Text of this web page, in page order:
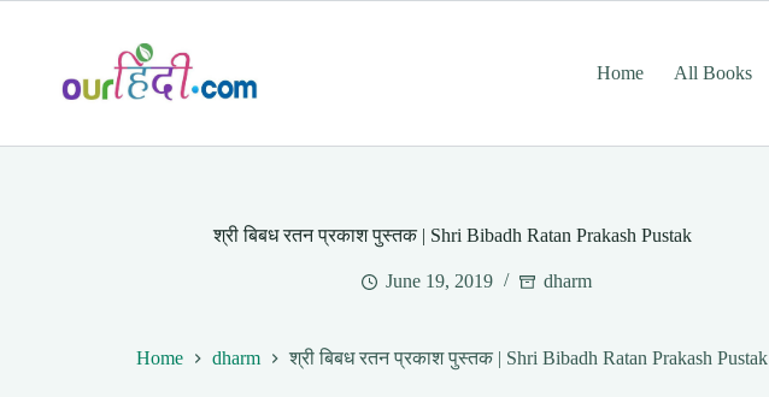
Home
All Books
श्री बिबध रतन प्रकाश पुस्तक | Shri Bibadh Ratan Prakash Pustak
June 19, 2019 dharm
Home dharm श्री बिबध रतन प्रकाश पुस्तक | Shri Bibadh Ratan Prakash Pustak